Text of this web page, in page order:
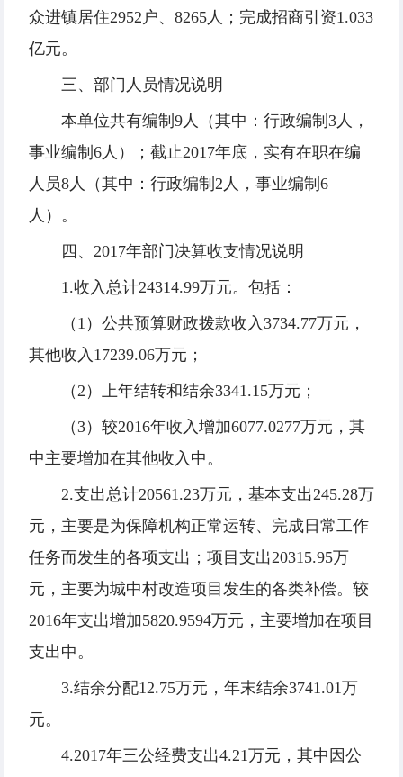
众进镇居住2952户、8265人；完成招商引资1.033
亿元。
三、部门人员情况说明
本单位共有编制9人（其中：行政编制3人，
事业编制6人）；截止2017年底，实有在职在编
人员8人（其中：行政编制2人，事业编制6
人）。
四、2017年部门决算收支情况说明
1.收入总计24314.99万元。包括：
（1）公共预算财政拨款收入3734.77万元，
其他收入17239.06万元；
（2）上年结转和结余3341.15万元；
（3）较2016年收入增加6077.0277万元，其
中主要增加在其他收入中。
2.支出总计20561.23万元，基本支出245.28万
元，主要是为保障机构正常运转、完成日常工作
任务而发生的各项支出；项目支出20315.95万
元，主要为城中村改造项目发生的各类补偿。较
2016年支出增加5820.9594万元，主要增加在项目
支出中。
3.结余分配12.75万元，年末结余3741.01万
元。
4.2017年三公经费支出4.21万元，其中因公